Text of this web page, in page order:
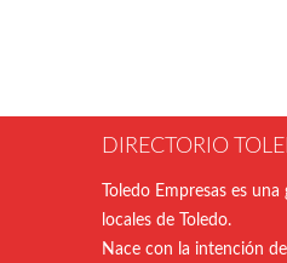
DIRECTORIO
Toledo Empresas es
locales de Toledo.
Nace con la intención